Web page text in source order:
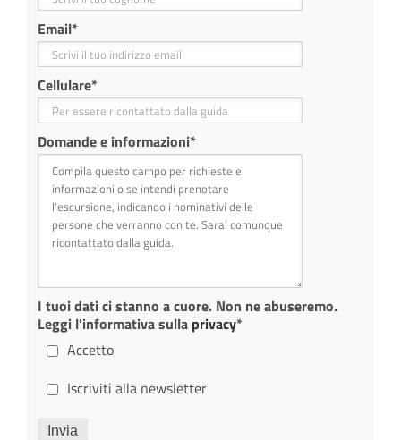
Email*
Cellulare*
Domande e informazioni*
I tuoi dati ci stanno a cuore. Non ne abuseremo.
Leggi l'informativa sulla privacy*
Accetto
Iscriviti alla newsletter
Invia